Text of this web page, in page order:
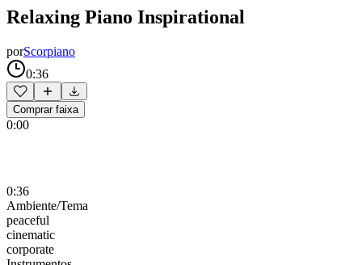
Relaxing Piano Inspirational
porScorpiano
0:36
Comprar faixa
0:00
0:36
Ambiente/Tema
peaceful
cinematic
corporate